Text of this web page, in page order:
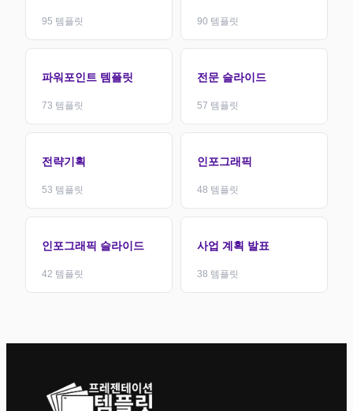
95 템플릿 90 템플릿
파워포인트 템플릿
73 템플릿
전문 슬라이드
57 템플릿
전략기획
53 템플릿
인포그래픽
48 템플릿
인포그래픽 슬라이드
42 템플릿
사업 계획 발표
38 템플릿